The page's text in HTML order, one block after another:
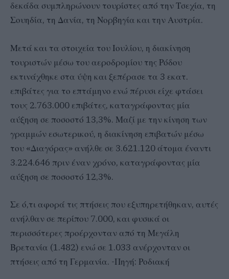
δεκάδα συμπληρώνουν τουρίστες από την Τσεχία, τη
Σουηδία, τη Δανία, τη Νορβηγία και την Αυστρία.
Μετά και τα στοιχεία του Ιουλίου, η διακίνηση
τουριστών μέσω του αεροδρομίου της Ρόδου
εκτινάχθηκε στα ύψη και ξεπέρασε τα 3 εκατ.
επιβάτες για το επτάμηνο ενώ πέρυσι είχε φτάσει
τους 2.763.000 επιβάτες, καταγράφοντας μία
αύξηση σε ποσοστό 13,3%. Μαζί με την κίνηση των
γραμμών εσωτερικού, η διακίνηση επιβατών μέσω
του «Διαγόρας» ανήλθε σε 3.621.120 άτομα έναντι
3.224.646 πριν έναν χρόνο, καταγράφοντας μία
αύξηση σε ποσοστό 12,3%.
Σε ό,τι αφορά τις πτήσεις που εξυπηρετήθηκαν, αυτές
ανήλθαν σε περίπου 7.000, και φυσικά οι
περισσότερες προέρχονταν από τη Μεγάλη
Βρετανία (1.482) ενώ σε 1.033 ανέρχονταν οι
πτήσεις από τη Γερμανία. -Πηγή: Ροδιακή